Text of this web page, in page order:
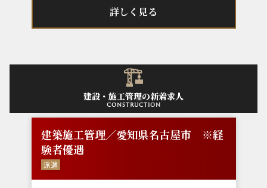
詳しく見る
建設・施工管理の新着求人
construction
建築施工管理／愛知県名古屋市 ※経
験者優遇
派遣